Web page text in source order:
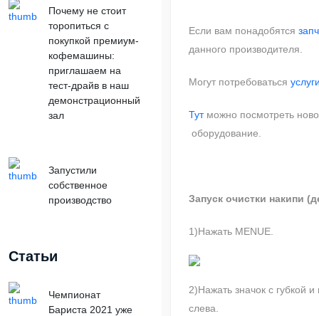
Почему не стоит
торопиться с
покупкой премиум-
кофемашины:
приглашаем на
тест-драйв в наш
демонстрационный
зал
Запустили
собственное
производство
Статьи
Чемпионат
Бариста 2021 уже
Если вам понадобятся
данного производителя.
Могут потребоваться
Тутможно посмотреть
оборудование.
Запуск очистки накипи
1)Нажать MENUE.
2)Нажать значок с губкой
слева.